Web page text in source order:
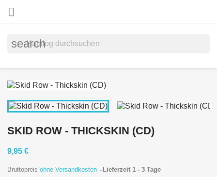

search
SKID ROW - THICKSKIN (CD)
9,95 €
Bruttopreis ohne Versandkosten Lieferzeit 1 - 3 Tage